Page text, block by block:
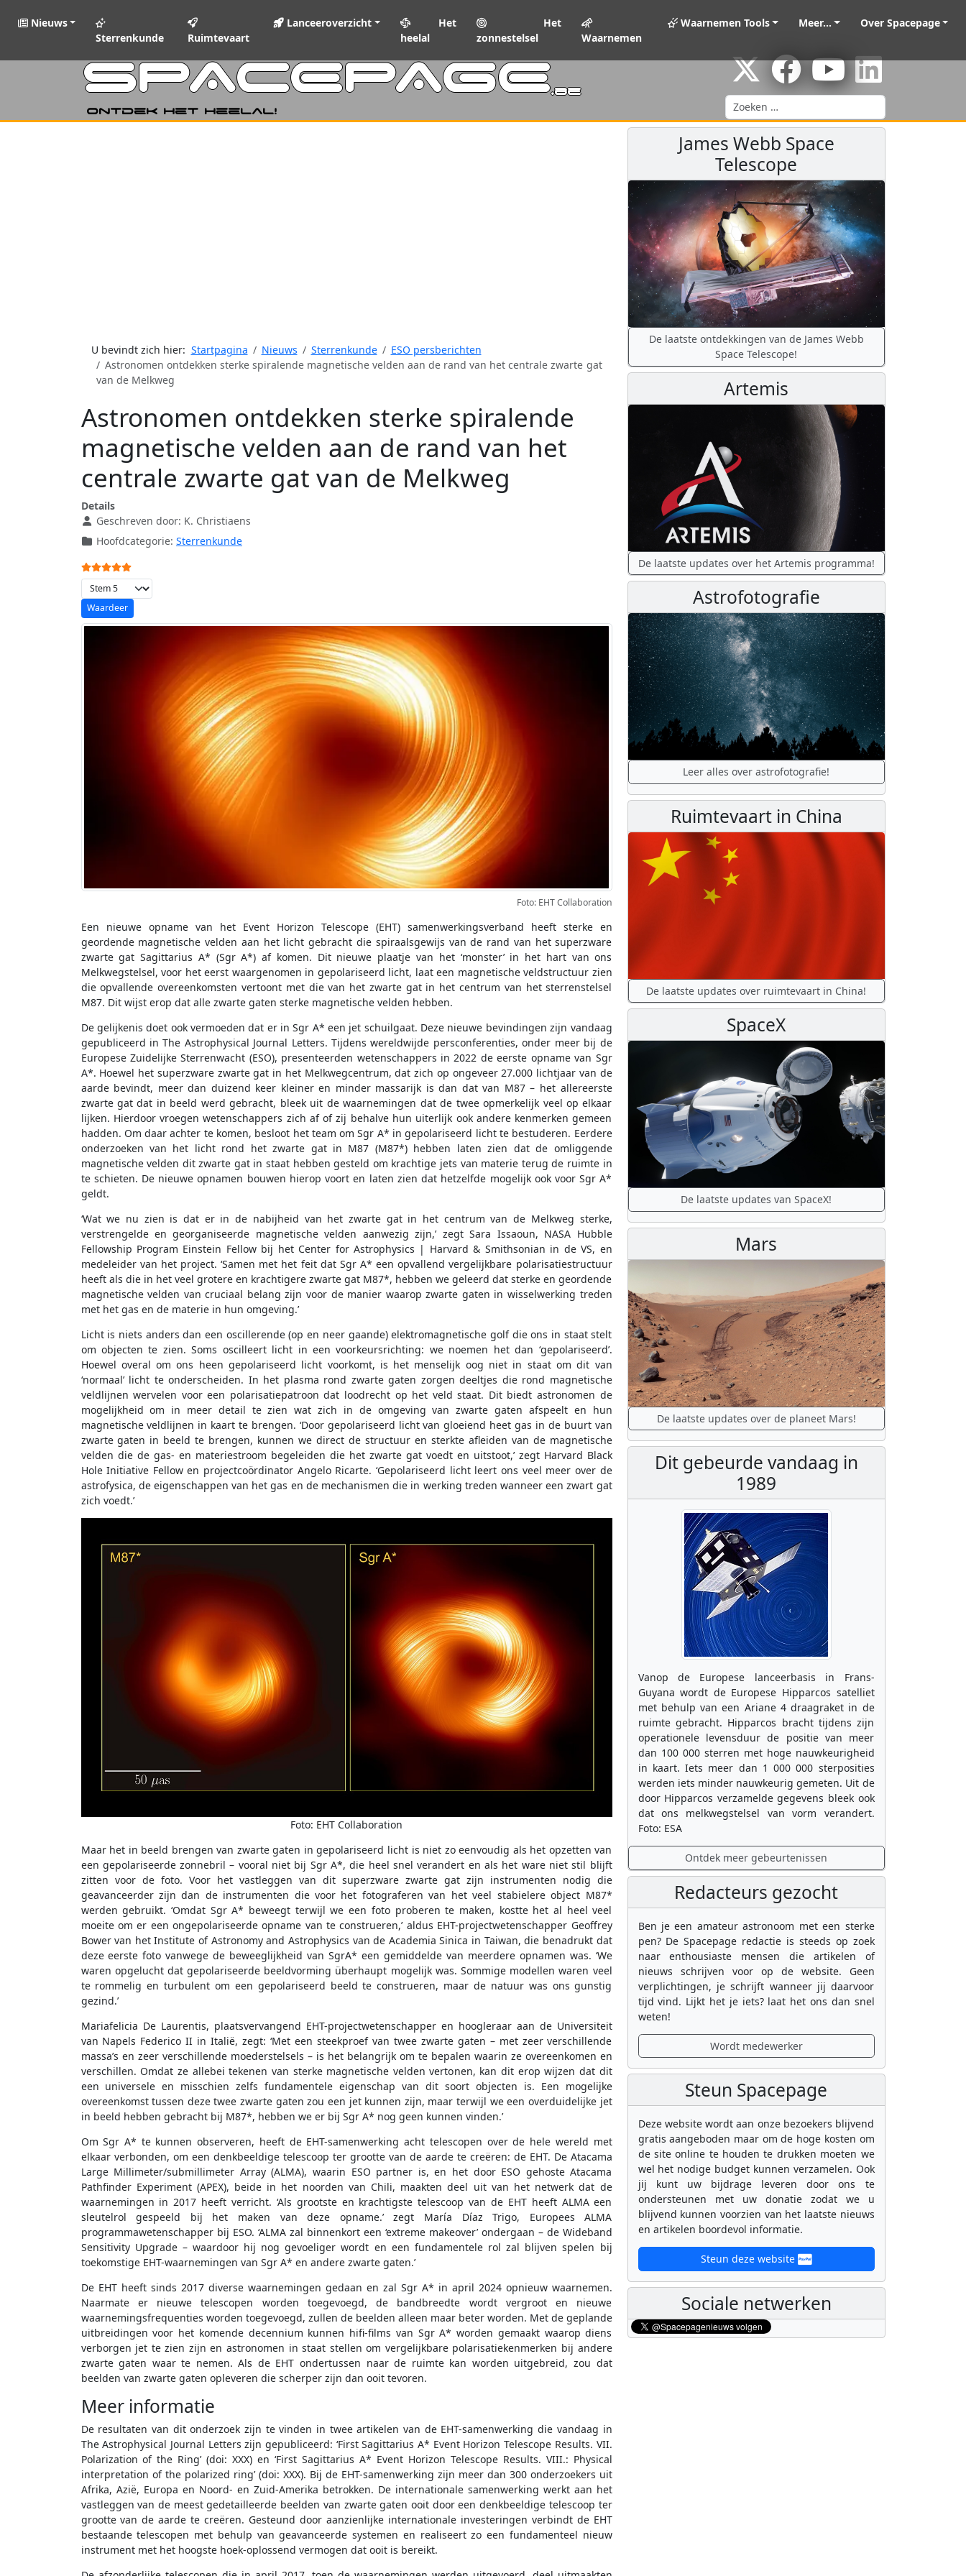
Nieuws
Sterrenkunde
Ruimtevaart
Lanceeroverzicht
Het
heelal
Het
zonnestelsel
Waarnemen
Waarnemen Tools Meer... Over Spacepage
SPACEPAGE.be
Ontdek het heelal!
Zoeken
U bevindt zich hier: Startpagina Nieuws Sterrenkunde
ESO persberichten
Astronomen ontdekken sterke spiralende magnetische velden aan de rand van het centrale zwarte gat
van de Melkweg
Astronomen ontdekken sterke spiralende
magnetische velden aan de rand van het
centrale zwarte gat van de Melkweg
Details
Geschreven door: K. Christiaens
Hoofdcategorie: Sterrenkunde
Gebruikerswaardering:
Voeg waardering toe
Foto: EHT Collaboration
Een nieuwe opname van het Event Horizon Telescope (EHT) samenwerkingsverband heeft sterke en
geordende magnetische velden aan het licht gebracht die spiraalsgewijs van de rand van het superzware
zwarte gat Sagittarius A* (Sgr A*) af komen. Dit nieuwe plaatje van het ‘monster’ in het hart van ons
Melkwegstelsel, voor het eerst waargenomen in gepolariseerd licht, laat een magnetische veldstructuur zien
die opvallende overeenkomsten vertoont met die van het zwarte gat in het centrum van het sterrenstelsel
M87. Dit wijst erop dat alle zwarte gaten sterke magnetische velden hebben.
De gelijkenis doet ook vermoeden dat er in Sgr A* een jet schuilgaat. Deze nieuwe bevindingen zijn vandaag
gepubliceerd in The Astrophysical Journal Letters. Tijdens wereldwijde persconferenties, onder meer bij de
Europese Zuidelijke Sterrenwacht (ESO), presenteerden wetenschappers in 2022 de eerste opname van Sgr
A*. Hoewel het superzware zwarte gat in het Melkwegcentrum, dat zich op ongeveer 27.000 lichtjaar van de
aarde bevindt, meer dan duizend keer kleiner en minder massarijk is dan dat van M87 – het allereerste
zwarte gat dat in beeld werd gebracht, bleek uit de waarnemingen dat de twee opmerkelijk veel op elkaar
lijken. Hierdoor vroegen wetenschappers zich af of zij behalve hun uiterlijk ook andere kenmerken gemeen
hadden. Om daar achter te komen, besloot het team om Sgr A* in gepolariseerd licht te bestuderen. Eerdere
onderzoeken van het licht rond het zwarte gat in M87 (M87*) hebben laten zien dat de omliggende
magnetische velden dit zwarte gat in staat hebben gesteld om krachtige jets van materie terug de ruimte in
te schieten. De nieuwe opnamen bouwen hierop voort en laten zien dat hetzelfde mogelijk ook voor Sgr A*
geldt.
‘Wat we nu zien is dat er in de nabijheid van het zwarte gat in het centrum van de Melkweg sterke,
verstrengelde en georganiseerde magnetische velden aanwezig zijn,’ zegt Sara Issaoun, NASA Hubble
Fellowship Program Einstein Fellow bij het Center for Astrophysics | Harvard & Smithsonian in de VS, en
medeleider van het project. ‘Samen met het feit dat Sgr A* een opvallend vergelijkbare polarisatiestructuur
heeft als die in het veel grotere en krachtigere zwarte gat M87*, hebben we geleerd dat sterke en geordende
magnetische velden van cruciaal belang zijn voor de manier waarop zwarte gaten in wisselwerking treden
met het gas en de materie in hun omgeving.’
Licht is niets anders dan een oscillerende (op en neer gaande) elektromagnetische golf die ons in staat stelt
om objecten te zien. Soms oscilleert licht in een voorkeursrichting: we noemen het dan ‘gepolariseerd’.
Hoewel overal om ons heen gepolariseerd licht voorkomt, is het menselijk oog niet in staat om dit van
‘normaal’ licht te onderscheiden. In het plasma rond zwarte gaten zorgen deeltjes die rond magnetische
veldlijnen wervelen voor een polarisatiepatroon dat loodrecht op het veld staat. Dit biedt astronomen de
mogelijkheid om in meer detail te zien wat zich in de omgeving van zwarte gaten afspeelt en hun
magnetische veldlijnen in kaart te brengen. ‘Door gepolariseerd licht van gloeiend heet gas in de buurt van
zwarte gaten in beeld te brengen, kunnen we direct de structuur en sterkte afleiden van de magnetische
velden die de gas- en materiestroom begeleiden die het zwarte gat voedt en uitstoot,’ zegt Harvard Black
Hole Initiative Fellow en projectcoördinator Angelo Ricarte. ‘Gepolariseerd licht leert ons veel meer over de
astrofysica, de eigenschappen van het gas en de mechanismen die in werking treden wanneer een zwart gat
zich voedt.’
Foto: EHT Collaboration
Maar het in beeld brengen van zwarte gaten in gepolariseerd licht is niet zo eenvoudig als het opzetten van
een gepolariseerde zonnebril – vooral niet bij Sgr A*, die heel snel verandert en als het ware niet stil blijft
zitten voor de foto. Voor het vastleggen van dit superzware zwarte gat zijn instrumenten nodig die
geavanceerder zijn dan de instrumenten die voor het fotograferen van het veel stabielere object M87*
werden gebruikt. ‘Omdat Sgr A* beweegt terwijl we een foto proberen te maken, kostte het al heel veel
moeite om er een ongepolariseerde opname van te construeren,’ aldus EHT-projectwetenschapper Geoffrey
Bower van het Institute of Astronomy and Astrophysics van de Academia Sinica in Taiwan, die benadrukt dat
deze eerste foto vanwege de beweeglijkheid van SgrA* een gemiddelde van meerdere opnamen was. ‘We
waren opgelucht dat gepolariseerde beeldvorming überhaupt mogelijk was. Sommige modellen waren veel
te rommelig en turbulent om een gepolariseerd beeld te construeren, maar de natuur was ons gunstig
gezind.’
Mariafelicia De Laurentis, plaatsvervangend EHT-projectwetenschapper en hoogleraar aan de Universiteit
van Napels Federico II in Italië, zegt: ‘Met een steekproef van twee zwarte gaten – met zeer verschillende
massa’s en zeer verschillende moederstelsels – is het belangrijk om te bepalen waarin ze overeenkomen en
verschillen. Omdat ze allebei tekenen van sterke magnetische velden vertonen, kan dit erop wijzen dat dit
een universele en misschien zelfs fundamentele eigenschap van dit soort objecten is. Een mogelijke
overeenkomst tussen deze twee zwarte gaten zou een jet kunnen zijn, maar terwijl we een overduidelijke jet
in beeld hebben gebracht bij M87*, hebben we er bij Sgr A* nog geen kunnen vinden.’
Om Sgr A* te kunnen observeren, heeft de EHT-samenwerking acht telescopen over de hele wereld met
elkaar verbonden, om een denkbeeldige telescoop ter grootte van de aarde te creëren: de EHT. De Atacama
Large Millimeter/submillimeter Array (ALMA), waarin ESO partner is, en het door ESO gehoste Atacama
Pathfinder Experiment (APEX), beide in het noorden van Chili, maakten deel uit van het netwerk dat de
waarnemingen in 2017 heeft verricht. ‘Als grootste en krachtigste telescoop van de EHT heeft ALMA een
sleutelrol gespeeld bij het maken van deze opname.’ zegt María Díaz Trigo, Europees ALMA
programmawetenschapper bij ESO. ‘ALMA zal binnenkort een ‘extreme makeover’ ondergaan – de Wideband
Sensitivity Upgrade – waardoor hij nog gevoeliger wordt en een fundamentele rol zal blijven spelen bij
toekomstige EHT-waarnemingen van Sgr A* en andere zwarte gaten.’
De EHT heeft sinds 2017 diverse waarnemingen gedaan en zal Sgr A* in april 2024 opnieuw waarnemen.
Naarmate er nieuwe telescopen worden toegevoegd, de bandbreedte wordt vergroot en nieuwe
waarnemingsfrequenties worden toegevoegd, zullen de beelden alleen maar beter worden. Met de geplande
uitbreidingen voor het komende decennium kunnen hifi-films van Sgr A* worden gemaakt waarop diens
verborgen jet te zien zijn en astronomen in staat stellen om vergelijkbare polarisatiekenmerken bij andere
zwarte gaten waar te nemen. Als de EHT ondertussen naar de ruimte kan worden uitgebreid, zou dat
beelden van zwarte gaten opleveren die scherper zijn dan ooit tevoren.
Meer informatie
De resultaten van dit onderzoek zijn te vinden in twee artikelen van de EHT-samenwerking die vandaag in
The Astrophysical Journal Letters zijn gepubliceerd: ‘First Sagittarius A* Event Horizon Telescope Results. VII.
Polarization of the Ring’ (doi: XXX) en ‘First Sagittarius A* Event Horizon Telescope Results. VIII.: Physical
interpretation of the polarized ring’ (doi: XXX). Bij de EHT-samenwerking zijn meer dan 300 onderzoekers uit
Afrika, Azië, Europa en Noord- en Zuid-Amerika betrokken. De internationale samenwerking werkt aan het
vastleggen van de meest gedetailleerde beelden van zwarte gaten ooit door een denkbeeldige telescoop ter
grootte van de aarde te creëren. Gesteund door aanzienlijke internationale investeringen verbindt de EHT
bestaande telescopen met behulp van geavanceerde systemen en realiseert zo een fundamenteel nieuw
instrument met het hoogste hoek-oplossend vermogen dat ooit is bereikt.
James Webb Space
Telescope
De laatste ontdekkingen van de James Webb
Space Telescope!
Artemis
De laatste updates over het Artemis programma!
Astrofotografie
Leer alles over astrofotografie!
Ruimtevaart in China
De laatste updates over ruimtevaart in China!
SpaceX
De laatste updates van SpaceX!
Mars
De laatste updates over de planeet Mars!
Dit gebeurde vandaag in
1989
Vanop de Europese lanceerbasis in Frans-
Guyana wordt de Europese Hipparcos satelliet
met behulp van een Ariane 4 draagraket in de
ruimte gebracht. Hipparcos bracht tijdens zijn
operationele levensduur de positie van meer
dan 100 000 sterren met hoge nauwkeurigheid
in kaart. Iets meer dan 1 000 000 sterposities
werden iets minder nauwkeurig gemeten. Uit de
door Hipparcos verzamelde gegevens bleek ook
dat ons melkwegstelsel van vorm verandert.
Foto: ESA
Ontdek meer gebeurtenissen
Redacteurs gezocht
Ben je een amateur astronoom met een sterke
pen? De Spacepage redactie is steeds op zoek
naar enthousiaste mensen die artikelen of
nieuws schrijven voor op de website. Geen
verplichtingen, je schrijft wanneer jij daarvoor
tijd vind. Lijkt het je iets? laat het ons dan snel
weten!
Wordt medewerker
Steun Spacepage
Deze website wordt aan onze bezoekers blijvend
gratis aangeboden maar om de hoge kosten om
de site online te houden te drukken moeten we
wel het nodige budget kunnen verzamelen. Ook
jij kunt uw bijdrage leveren door ons te
ondersteunen met uw donatie zodat we u
blijvend kunnen voorzien van het laatste nieuws
en artikelen boordevol informatie.
Steun deze website
Sociale netwerken